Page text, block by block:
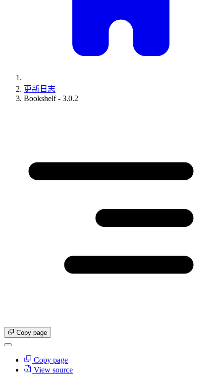
更新日志
Bookshelf - 3.0.2
Copy page
Copy page
View source